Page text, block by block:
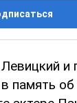
и
память